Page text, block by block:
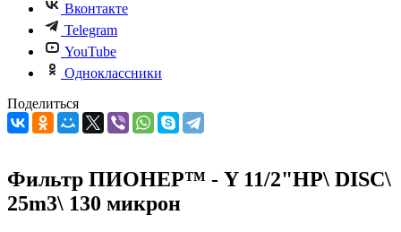
Вконтакте
Telegram
YouTube
Одноклассники
Поделиться
Фильтр ПИОНЕР™ - Y 11/2"НР\ DISC\
25m3\ 130 микрон